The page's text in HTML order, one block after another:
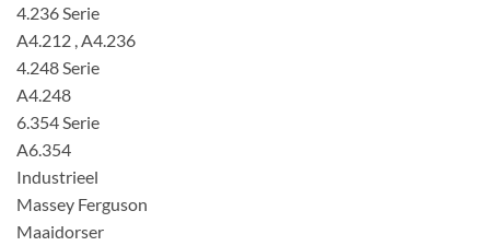
4.236 Serie
A4.212 , A4.236
4.248 Serie
A4.248
6.354 Serie
A6.354
Industrieel
Massey Ferguson
Maaidorser